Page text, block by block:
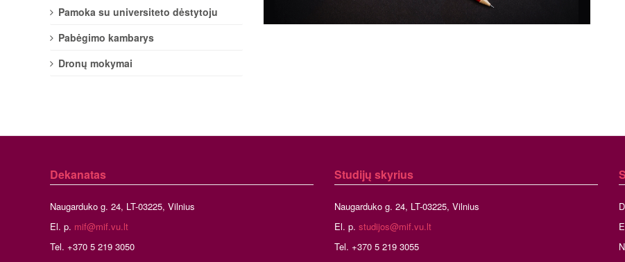
Pamoka su universiteto dėstytoju
Pabėgimo kambarys
Dronų mokymai
Dekanatas
Naugarduko g. 24, LT-03225, Vilnius
El. p. mif@mif.vu.lt
Tel. +370 5 219 3050
Studijų skyrius
Naugarduko g. 24, LT-03225, Vilnius
El. p. studijos@mif.vu.lt
Tel. +370 5 219 3055